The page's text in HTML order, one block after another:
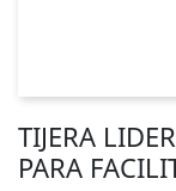
TIJERA
PARA